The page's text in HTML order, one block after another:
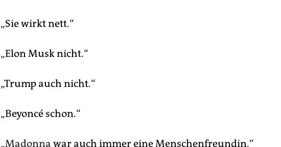
„Sie wirkt nett.“
„Elon Musk nicht.“
„Trump auch nicht.“
„Beyoncé schon.“
„Madonna war auch immer eine Menschenfreundin.“